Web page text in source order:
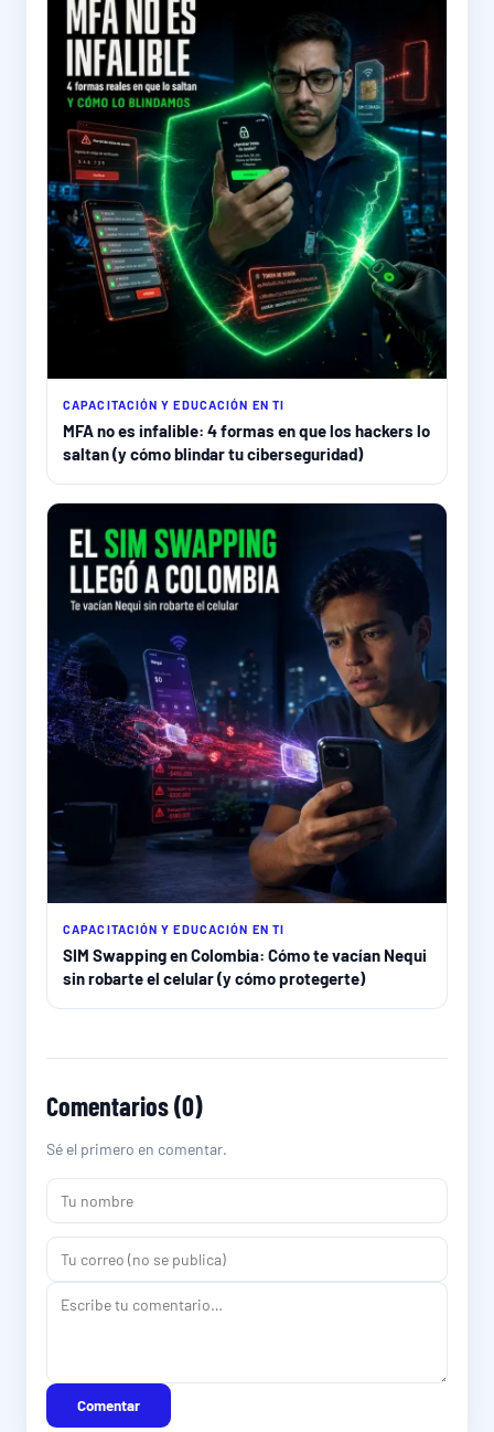
CAPACITACIÓN Y EDUCACIÓN EN TI
MFA no es infalible: 4 formas en que los hackers lo
saltan (y cómo blindar tu ciberseguridad)
CAPACITACIÓN Y EDUCACIÓN EN TI
SIM Swapping en Colombia: Cómo te vacían Nequi
sin robarte el celular (y cómo protegerte)
Comentarios (0)
Sé el primero en comentar.
Comentar